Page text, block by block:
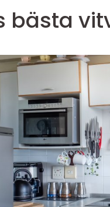
bästa